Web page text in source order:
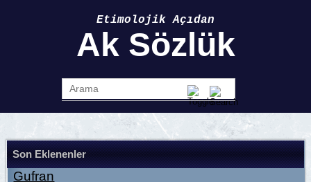
Ak Sözlük
Etimolojik Açıdan
Son Eklenenler
Gufran